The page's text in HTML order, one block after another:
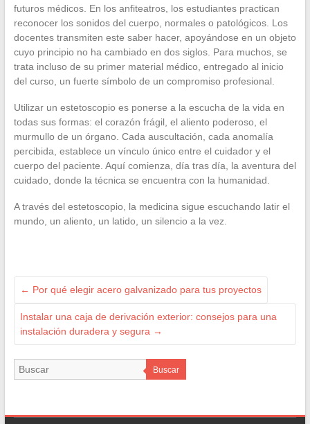
futuros médicos. En los anfiteatros, los estudiantes practican
reconocer los sonidos del cuerpo, normales o patológicos. Los
docentes transmiten este saber hacer, apoyándose en un objeto
cuyo principio no ha cambiado en dos siglos. Para muchos, se
trata incluso de su primer material médico, entregado al inicio
del curso, un fuerte símbolo de un compromiso profesional.
Utilizar un estetoscopio es ponerse a la escucha de la vida en
todas sus formas: el corazón frágil, el aliento poderoso, el
murmullo de un órgano. Cada auscultación, cada anomalía
percibida, establece un vínculo único entre el cuidador y el
cuerpo del paciente. Aquí comienza, día tras día, la aventura del
cuidado, donde la técnica se encuentra con la humanidad.
A través del estetoscopio, la medicina sigue escuchando latir el
mundo, un aliento, un latido, un silencio a la vez.
← Por qué elegir acero galvanizado para tus proyectos
Instalar una caja de derivación exterior: consejos para una
instalación duradera y segura →
Buscar